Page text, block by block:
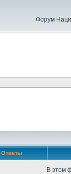
Форум
Ответы
В этом